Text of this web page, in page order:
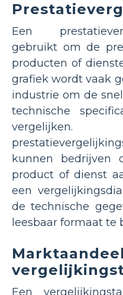
Een
gebruikt om de
producten of
grafiek wordt vaak
industrie om de
technische
kunnen bedrijven
product of dienst
een
de technische
leesbaar formaat te
Marktaandeel
Een